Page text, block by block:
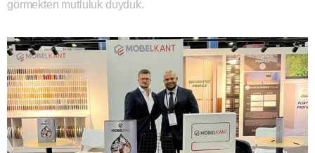
görmekten mutluluk duyduk.